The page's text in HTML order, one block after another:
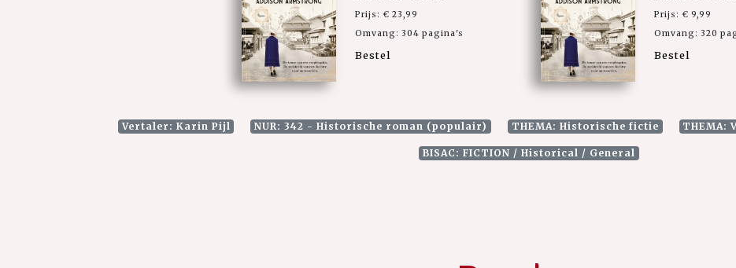
Prijs: € 23,99
Omvang: 304 pagina's
Bestel
Prijs: € 9,99
Omvang: 320
Bestel
Vertaler: Karin Pijl NUR: 342 - Historische roman (populair) THEMA: Historische fictie THEMA:
BISAC: FICTION / Historical / General